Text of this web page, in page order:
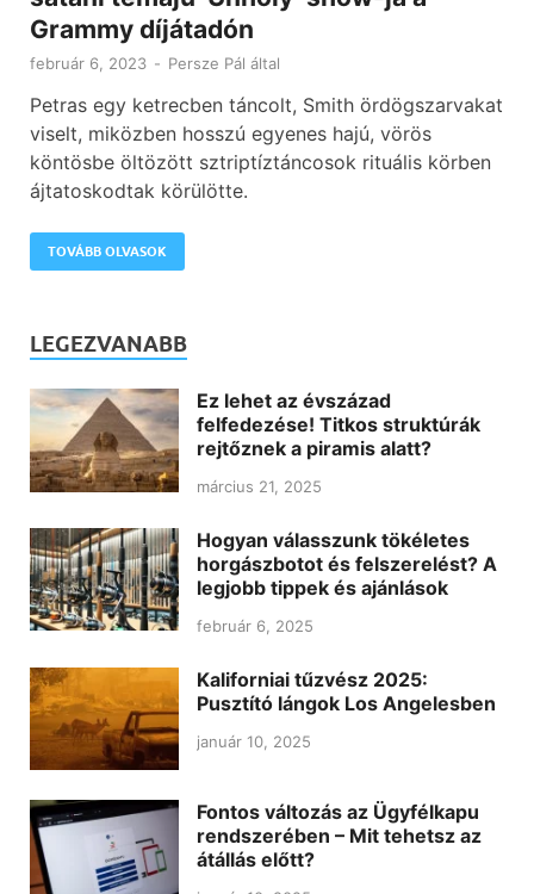
Grammy díjátadón
február 6, 2023 - Persze Pál által
Petras egy ketrecben táncolt, Smith ördögszarvakat
viselt, miközben hosszú egyenes hajú, vörös
köntösbe öltözött sztriptíztáncosok rituális körben
ájtatoskodtak körülötte.
TOVÁBB OLVASOK
LEGEZVANABB
Ez lehet az évszázad
felfedezése! Titkos struktúrák
rejtőznek a piramis alatt?
március 21, 2025
Hogyan válasszunk tökéletes
horgászbotot és felszerelést? A
legjobb tippek és ajánlások
február 6, 2025
Kaliforniai tűzvész 2025:
Pusztító lángok Los Angelesben
január 10, 2025
Fontos változás az Ügyfélkapu
rendszerében – Mit tehetsz az
átállás előtt?